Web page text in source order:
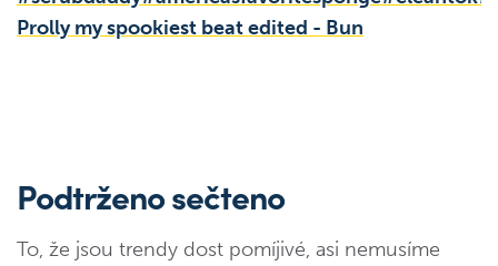
Prolly my spookiest beat edited - Bun
Podtrženo sečteno
To, že jsou trendy dost pomíjivé, asi nemusíme